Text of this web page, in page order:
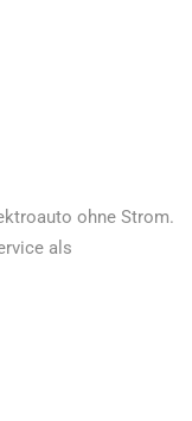
ohne Strom.
als